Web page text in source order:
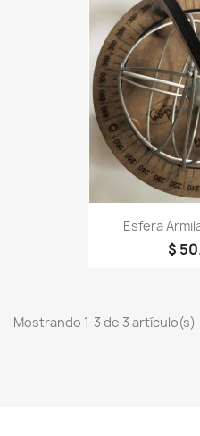
Esfera
$
Mostrando 1-3 de 3 artículo(s)